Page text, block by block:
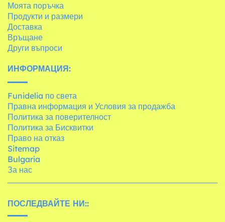
Моята поръчка
Продукти и размери
Доставка
Връщане
Други въпроси
ИНФОРМАЦИЯ:
Funidelia по света
Правна информация и Условия за продажба
Политика за поверителност
Политика за Бисквитки
Право на отказ
Sitemap
Bulgaria
За нас
ПОСЛЕДВАЙТЕ НИ::